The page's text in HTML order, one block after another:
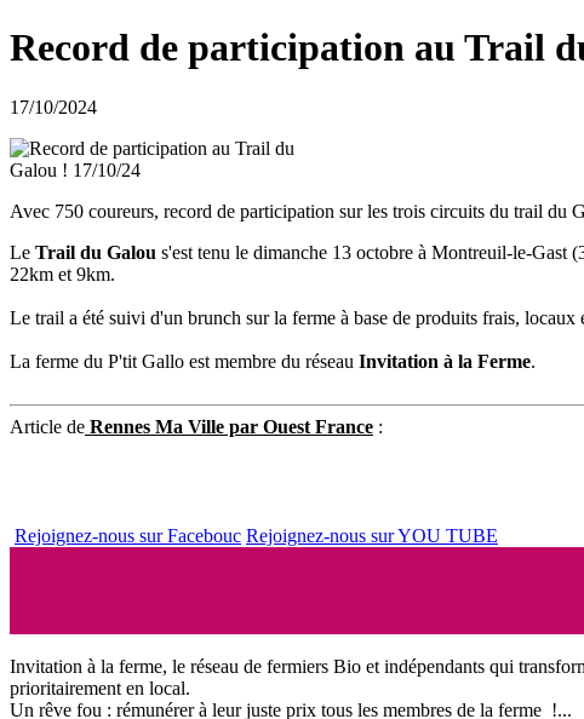
Record de participation au Trail
17/10/2024
Avec 750 coureurs, record de participation sur les trois circuits du trail
Le Trail du Galou s'est tenu le dimanche 13 octobre à Montreuil-le-Gast
22km et 9km.
Le trail a été suivi d'un brunch sur la ferme à base de produits frais, locaux
La ferme du P'tit Gallo est membre du réseau Invitation à la Ferme.
Article de Rennes Ma Ville par Ouest France :
Rejoignez-nous sur Facebouc Rejoignez-nous sur YOU TUBE
Invitation à la ferme, le réseau de fermiers Bio et indépendants qui
prioritairement en local.
Un rêve fou : rémunérer à leur juste prix tous les membres de la ferme !...